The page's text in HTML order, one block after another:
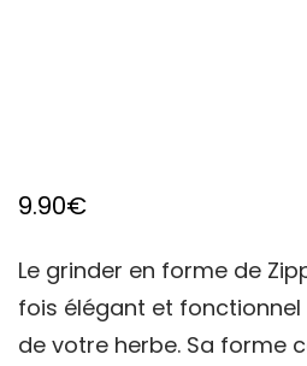
9.90€
Le grinder en forme de
fois élégant et
de votre herbe. Sa forme